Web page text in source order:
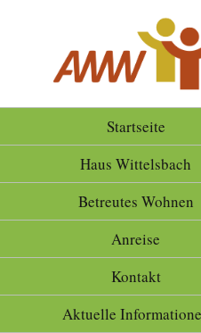
springen
Startseite
Haus Wittelsbach
Betreutes Wohnen
Anreise
Kontakt
Aktuelle